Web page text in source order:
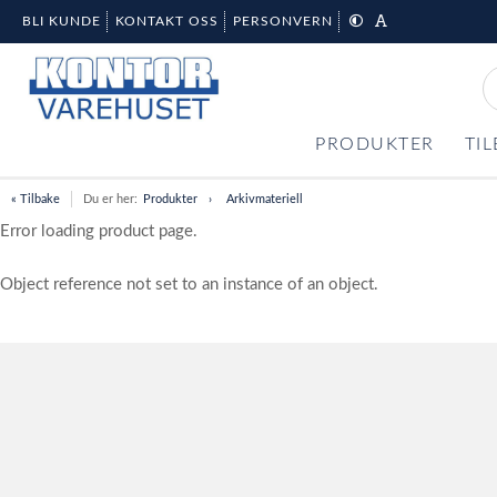
BLI KUNDE KONTAKT OSS PERSONVERN
PRODUKTER
« Tilbake Du er her: Produkter Arkivmateriell
Error loading product page.
Object reference not set to an instance of an object.